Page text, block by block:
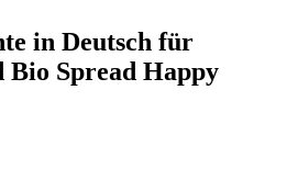
in Deutsch für
Bio Spread Happy